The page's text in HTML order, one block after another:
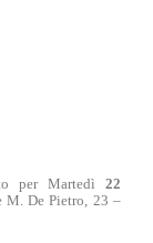
per Martedì 22
M. De Pietro, 23 –